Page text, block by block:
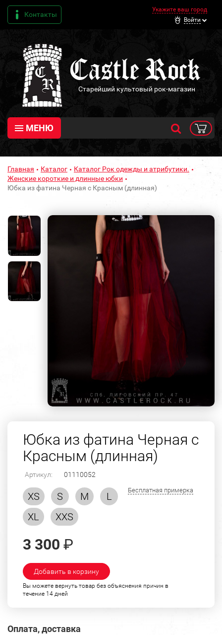
Контакты
Укажите ваш город
Войти
Старейший культовый рок-магазин
МЕНЮ
Главная Каталог
Каталог Рок одежды и атрибутики.
Женские короткие и длинные юбки
Юбка из фатина Черная c Красным (длинная)
Юбка из фатина Черная c
Красным (длинная)
Артикул: 01110052
XS S M
L
XL
XXS
Бесплатная примерка
3 300 ₽
Добавить в корзину
Вы можете вернуть товар без объяснения причин в
течение 14 дней
Оплата, доставка